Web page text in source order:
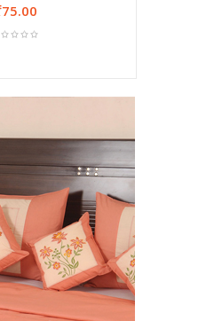
75.00